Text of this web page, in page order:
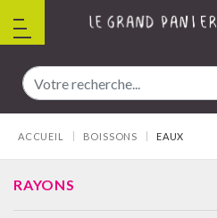
ACCUEIL BOISSONS EAUX
RAYONS